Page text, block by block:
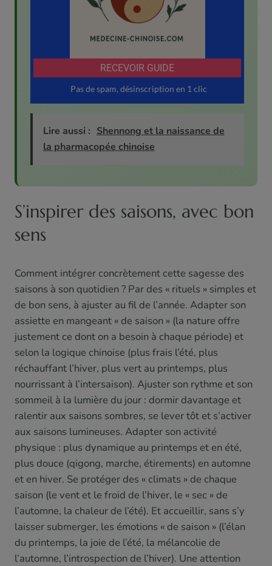
Lire aussi : Shennong et la naissance de
la pharmacopée chinoise
S’inspirer des saisons, avec bon
sens
Comment intégrer concrètement cette sagesse des
saisons à son quotidien ? Par des « rituels » simples et
de bon sens, à ajuster au fil de l’année. Adapter son
assiette en mangeant « de saison » (la nature offre
justement ce dont on a besoin à chaque période) et
selon la logique chinoise (plus frais l’été, plus
réchauffant l’hiver, plus vert au printemps, plus
nourrissant à l’intersaison). Ajuster son rythme et son
sommeil à la lumière du jour : dormir davantage et
ralentir aux saisons sombres, se lever tôt et s’activer
aux saisons lumineuses. Adapter son activité
physique : plus dynamique au printemps et en été,
plus douce (qigong, marche, étirements) en automne
et en hiver. Se protéger des « climats » de chaque
saison (le vent et le froid de l’hiver, le « sec » de
l’automne, la chaleur de l’été). Et accueillir, sans s’y
laisser submerger, les émotions « de saison » (l’élan
du printemps, la joie de l’été, la mélancolie de
l’automne, l’introspection de l’hiver). Une attention